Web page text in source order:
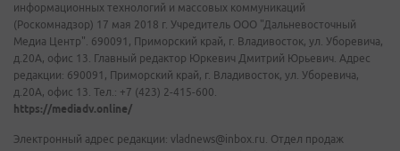
информационных технологий и массовых коммуникаций
(Роскомнадзор) 17 мая 2018 г. Учредитель ООО "Дальневосточный
Медиа Центр". 690091, Приморский край, г. Владивосток, ул. Уборевича,
д.20А, офис 13. Главный редактор Юркевич Дмитрий Юрьевич. Адрес
редакции: 690091, Приморский край, г. Владивосток, ул. Уборевича,
д.20А, офис 13. Тел.: +7 (423) 2-415-600.
https://mediadv.online/
Электронный адрес редакции: vladnews@inbox.ru. Отдел продаж